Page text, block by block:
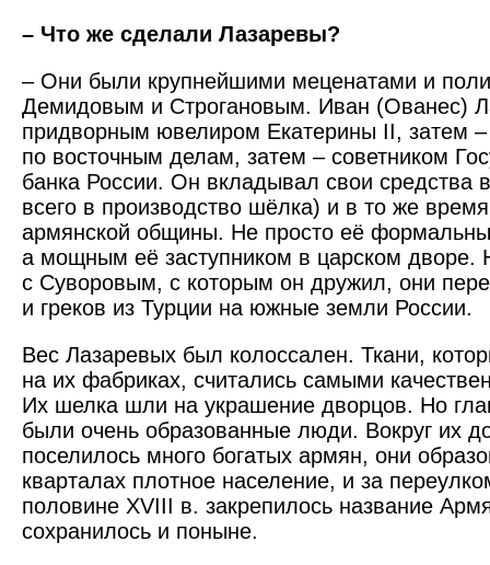
– Что же сделали Лазаревы?
– Они были крупнейшими меценатами и
Демидовым и Строгановым. Иван (Ованес)
придворным ювелиром Екатерины II, затем –
по восточным делам, затем – советником
банка России. Он вкладывал свои средства
всего в производство шёлка) и в то же
армянской общины. Не просто её
а мощным её заступником в царском дворе.
с Суворовым, с которым он дружил, они
и греков из Турции на южные земли России.
Вес Лазаревых был колоссален. Ткани,
на их фабриках, считались самыми
Их шелка шли на украшение дворцов. Но
были очень образованные люди. Вокруг их
поселилось много богатых армян, они
кварталах плотное население, и за
половине XVIII в. закрепилось название
сохранилось и поныне.